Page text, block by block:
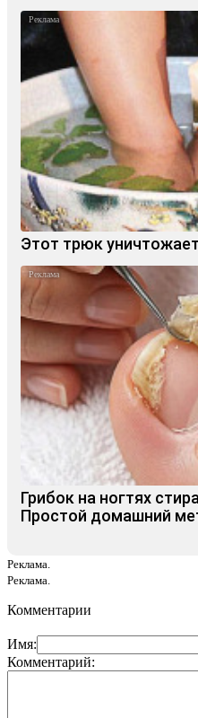
Этот трюк
Грибок на ногтях
Простой домашний
Реклама.
Реклама.
Комментарии
Имя:
Комментарий: